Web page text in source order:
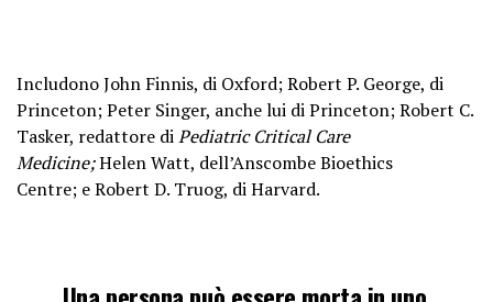
Includono John Finnis, di Oxford; Robert P. George, di
Princeton; Peter Singer, anche lui di Princeton; Robert C.
Tasker, redattore diPediatric Critical Care
Medicine;Helen Watt, dell’Anscombe Bioethics
Centre; e Robert D. Truog, di Harvard.